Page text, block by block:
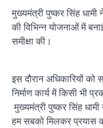
मुख्यमंत्री पुष्कर सिंह धामी
की विभिन्न योजनाओं में
समीक्षा की।
इस दौरान अधिकारियों
निर्माण कार्य में किसी भी
मुख्यमंत्री पुष्कर सिंह
हम सबको मिलकर प्रयास